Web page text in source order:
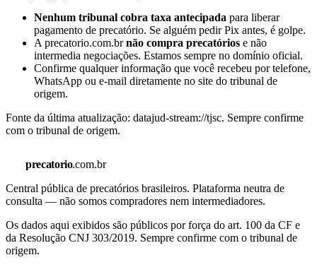
Nenhum tribunal cobra taxa antecipada para liberar
pagamento de precatório. Se alguém pedir Pix antes, é golpe.
A precatorio.com.brnão compra precatórios e não
intermedia negociações. Estamos sempre no domínio oficial.
Confirme qualquer informação que você recebeu por telefone,
WhatsApp ou e-mail diretamente no site do tribunal de
origem.
Fonte da última atualização: datajud-stream://tjsc. Sempre confirme
com o tribunal de origem.
precatorio.com.br
Central pública de precatórios brasileiros. Plataforma neutra de
consulta — não somos compradores nem intermediadores.
Os dados aqui exibidos são públicos por força do art. 100 da CF e
da Resolução CNJ 303/2019. Sempre confirme com o tribunal de
origem.